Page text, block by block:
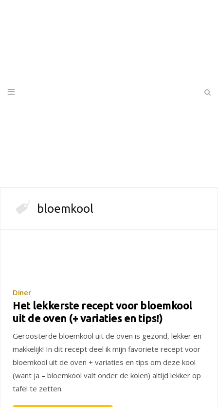
bloemkool
Diner
Het lekkerste recept voor bloemkool
uit de oven (+ variaties en tips!)
Geroosterde bloemkool uit de oven is gezond, lekker en
makkelijk! In dit recept deel ik mijn favoriete recept voor
bloemkool uit de oven + variaties en tips om deze kool
(want ja – bloemkool valt onder de kolen) altijd lekker op
tafel te zetten.